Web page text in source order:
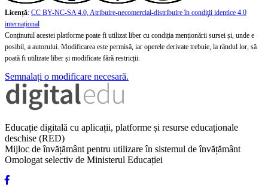
Licență: CC BY-NC-SA 4.0, Atribuire-necomercial-distribuire în condiţii identice 4.0
internațional
Conținutul acestei platforme poate fi utilizat liber cu condiția menționării sursei și, unde e
posibil, a autorului. Modificarea este permisă, iar operele derivate trebuie, la rândul lor, să
poată fi utilizate liber și modificate fără restricții.
Semnalați o modificare necesară.
Educație digitală cu aplicații, platforme și resurse educaționale
deschise (RED)
Mijloc de învățământ pentru utilizare în sistemul de învățământ
Omologat selectiv de Ministerul Educației